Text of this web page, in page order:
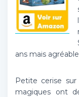
ans mais
Petite cerise
magiques ont